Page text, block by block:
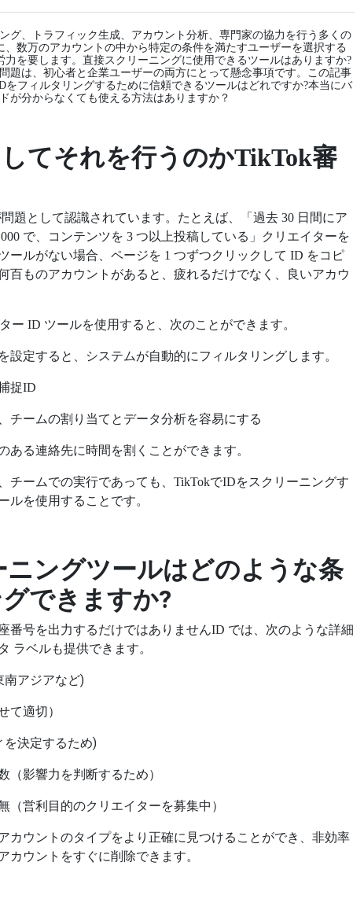
グ、トラフィック生成、アカウント分析、専門家の協力を行う多くの
数万のアカウントの中から特定の条件を満たすユーザーを選択する
を要します。直接スクリーニングに使用できるツールはありますか?
題は、初心者と企業ユーザーの両方にとって懸念事項です。この記事
をフィルタリングするために信頼できるツールはどれですか?本当にバ
が分からなくても使える方法はありますか？
てそれを行うのかTikTok審
題として認識されています。たとえば、「過去 30 日間にア
で、コンテンツを 3 つ以上投稿している」クリエイターを
ールがない場合、ページを 1 つずつクリックして ID をコピ
百ものアカウントがあると、疲れるだけでなく、良いアカウ
ー ID ツールを使用すると、次のことができます。
設定すると、システムが自動的にフィルタリングします。
捉ID
チームの割り当てとデータ分析を容易にする
る連絡先に時間を割くことができます。
チームでの実行であっても、 TikTokでIDをスクリーニングす
ルを使用することです。
ングツールはどのような条
できますか?
番号を出力するだけではありませんID では、次のような詳細
ラベルも提供できます。
南アジアなど)
て適切）
を決定するため)
（影響力を判断するため）
営利目的のクリエイターを募集中）
カウントのタイプをより正確に見つけることができ、非効率
ウントをすぐに削除できます。